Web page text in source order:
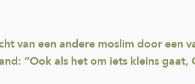
van een andere moslim door
“Ook als het om iets kleins